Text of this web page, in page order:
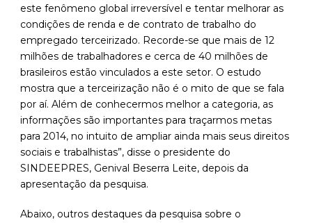
este fenômeno global irreversível e tentar melhorar as
condições de renda e de contrato de trabalho do
empregado terceirizado. Recorde-se que mais de 12
milhões de trabalhadores e cerca de 40 milhões de
brasileiros estão vinculados a este setor. O estudo
mostra que a terceirização não é o mito de que se fala
por aí. Além de conhecermos melhor a categoria, as
informações são importantes para traçarmos metas
para 2014, no intuito de ampliar ainda mais seus direitos
sociais e trabalhistas”, disse o presidente do
SINDEEPRES, Genival Beserra Leite, depois da
apresentação da pesquisa.
Abaixo, outros destaques da pesquisa sobre o